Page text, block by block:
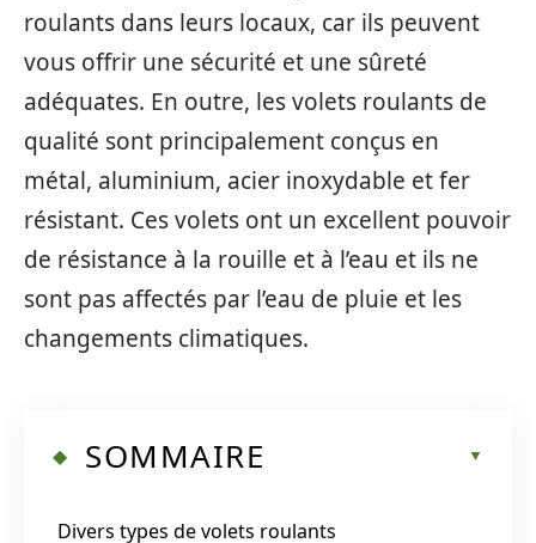
roulants dans leurs locaux, car ils peuvent
vous offrir une sécurité et une sûreté
adéquates. En outre, les volets roulants de
qualité sont principalement conçus en
métal, aluminium, acier inoxydable et fer
résistant. Ces volets ont un excellent pouvoir
de résistance à la rouille et à l’eau et ils ne
sont pas affectés par l’eau de pluie et les
changements climatiques.
SOMMAIRE
Divers types de volets roulants